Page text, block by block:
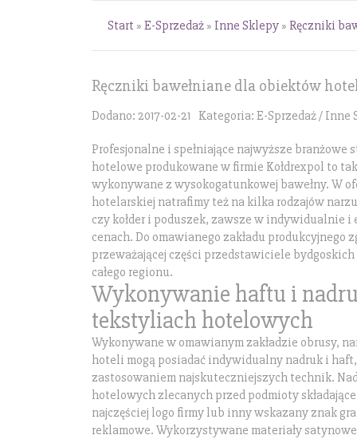
Start » E-Sprzedaż » Inne Sklepy » Ręczniki
Ręczniki bawełniane dla obiektów
Dodano: 2017-02-21 Kategoria: E-Sprzedaż / Inne
Profesjonalne i spełniające najwyższe branżowe
hotelowe produkowane w firmie Kołdrexpol to
wykonywane z wysokogatunkowej bawełny. W
hotelarskiej natrafimy też na kilka rodzajów
czy kołder i poduszek, zawsze w indywidualnie
cenach. Do omawianego zakładu produkcyjnego
przeważającej części przedstawiciele
całego regionu.
Wykonywanie haftu i
tekstyliach hotelowych
Wykonywane w omawianym zakładzie obrusy,
hoteli mogą posiadać indywidualny nadruk i
zastosowaniem najskuteczniejszych technik.
hotelowych zlecanych przed podmioty
najczęściej logo firmy lub inny wskazany znak
reklamowe. Wykorzystywane materiały